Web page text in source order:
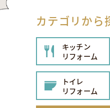
カテゴリから
キッチン
リフォーム
トイレ
リフォーム